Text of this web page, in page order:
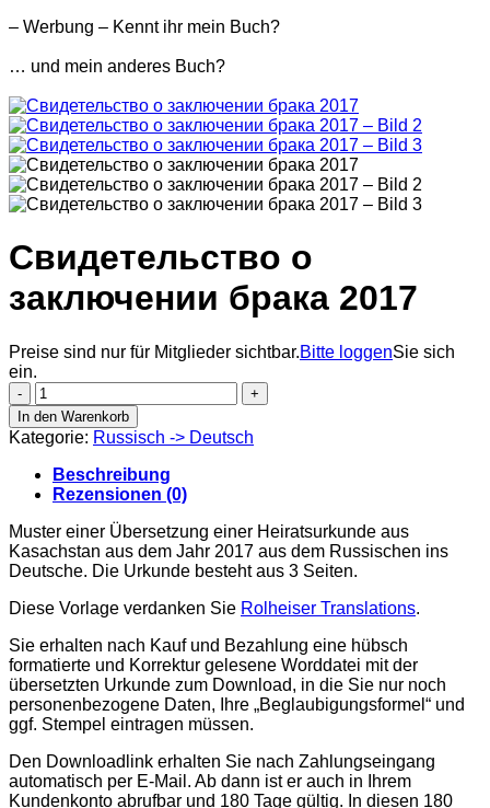
– Werbung – Kennt ihr mein Buch?
… und mein anderes Buch?
Свидетельство о
заключении брака 2017
Preise sind nur für Mitglieder sichtbar.Bitte loggenSie sich
ein.
Свидетельство
о
заключении
брака
2017
Menge
In den Warenkorb
Kategorie: Russisch -> Deutsch
Beschreibung
Rezensionen (0)
Muster einer Übersetzung einer Heiratsurkunde aus
Kasachstan aus dem Jahr 2017 aus dem Russischen ins
Deutsche. Die Urkunde besteht aus 3 Seiten.
Diese Vorlage verdanken Sie Rolheiser Translations.
Sie erhalten nach Kauf und Bezahlung eine hübsch
formatierte und Korrektur gelesene Worddatei mit der
übersetzten Urkunde zum Download, in die Sie nur noch
personenbezogene Daten, Ihre „Beglaubigungsformel“ und
ggf. Stempel eintragen müssen.
Den Downloadlink erhalten Sie nach Zahlungseingang
automatisch per E-Mail. Ab dann ist er auch in Ihrem
Kundenkonto abrufbar und 180 Tage gültig. In diesen 180